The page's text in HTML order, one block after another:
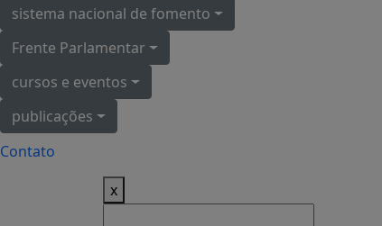
sistema nacional de fomento
Frente Parlamentar
cursos e eventos
publicações
Contato
x